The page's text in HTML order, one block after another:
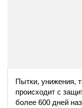
Пытки, унижения,
происходит с
более 600 дней